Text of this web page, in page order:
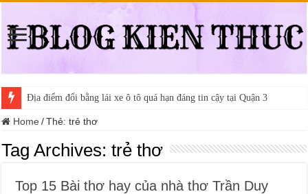
Địa điểm đổi bằng lái xe ô tô quá hạn đáng tin cậy tại Quận 3
Home / Thẻ:trẻ thơ
Tag Archives:trẻ thơ
Top 15 Bài thơ hay của nhà thơ Trần Duy